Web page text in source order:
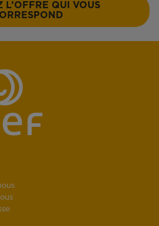
L’OFFRE QUI VOUS